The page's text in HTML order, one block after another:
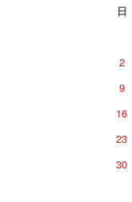
日
2
9
16
23
30